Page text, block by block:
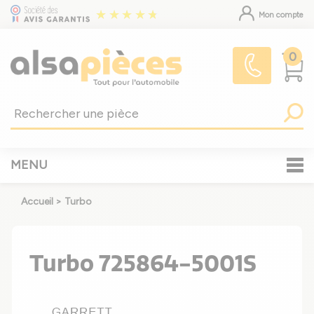
Mon compte
0
MENU
Accueil > Turbo
Turbo 725864-5001S